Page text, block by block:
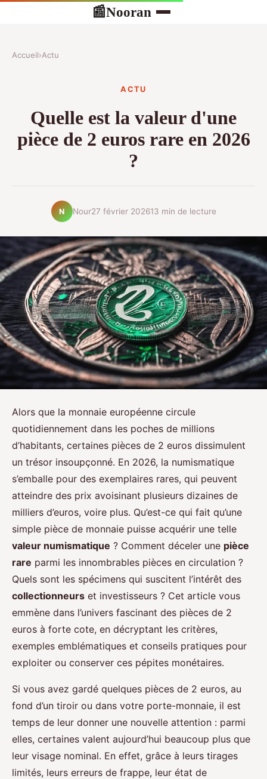
📰Nooran
Accueil›Actu
ACTU
Quelle est la valeur d'une
pièce de 2 euros rare en 2026
?
N Nour27 février 202613 min de lecture
Alors que la monnaie européenne circule
quotidiennement dans les poches de millions
d’habitants, certaines pièces de 2 euros dissimulent
un trésor insoupçonné. En 2026, la numismatique
s’emballe pour des exemplaires rares, qui peuvent
atteindre des prix avoisinant plusieurs dizaines de
milliers d’euros, voire plus. Qu’est-ce qui fait qu’une
simple pièce de monnaie puisse acquérir une telle
valeur numismatique ? Comment déceler une pièce
rare parmi les innombrables pièces en circulation ?
Quels sont les spécimens qui suscitent l’intérêt des
collectionneurs et investisseurs ? Cet article vous
emmène dans l’univers fascinant des pièces de 2
euros à forte cote, en décryptant les critères,
exemples emblématiques et conseils pratiques pour
exploiter ou conserver ces pépites monétaires.
Si vous avez gardé quelques pièces de 2 euros, au
fond d’un tiroir ou dans votre porte-monnaie, il est
temps de leur donner une nouvelle attention : parmi
elles, certaines valent aujourd’hui beaucoup plus que
leur visage nominal. En effet, grâce à leurs tirages
limités, leurs erreurs de frappe, leur état de